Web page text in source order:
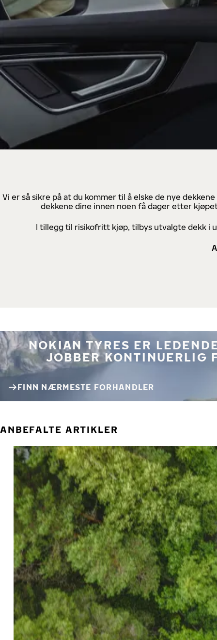
Vi er så sikre på at du kommer til å elske de nye
dekkene dine innen noen få dager etter
I tillegg til risikofritt kjøp, tilbys utvalgte dekk i
NOKIAN TYRES ER
JOBBER KONTINUERLIG
FINN NÆRMESTE FORHANDLER
ANBEFALTE ARTIKLER